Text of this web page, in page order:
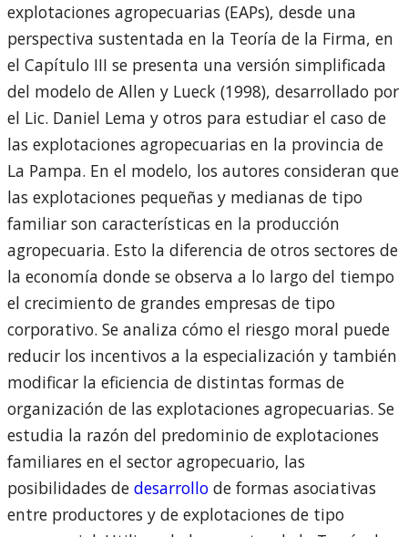
explotaciones agropecuarias (EAPs), desde una
perspectiva sustentada en la Teoría de la Firma, en
el Capítulo III se presenta una versión simplificada
del modelo de Allen y Lueck (1998), desarrollado por
el Lic. Daniel Lema y otros para estudiar el caso de
las explotaciones agropecuarias en la provincia de
La Pampa. En el modelo, los autores consideran que
las explotaciones pequeñas y medianas de tipo
familiar son características en la producción
agropecuaria. Esto la diferencia de otros sectores de
la economía donde se observa a lo largo del tiempo
el crecimiento de grandes empresas de tipo
corporativo. Se analiza cómo el riesgo moral puede
reducir los incentivos a la especialización y también
modificar la eficiencia de distintas formas de
organización de las explotaciones agropecuarias. Se
estudia la razón del predominio de explotaciones
familiares en el sector agropecuario, las
posibilidades de desarrollo de formas asociativas
entre productores y de explotaciones de tipo